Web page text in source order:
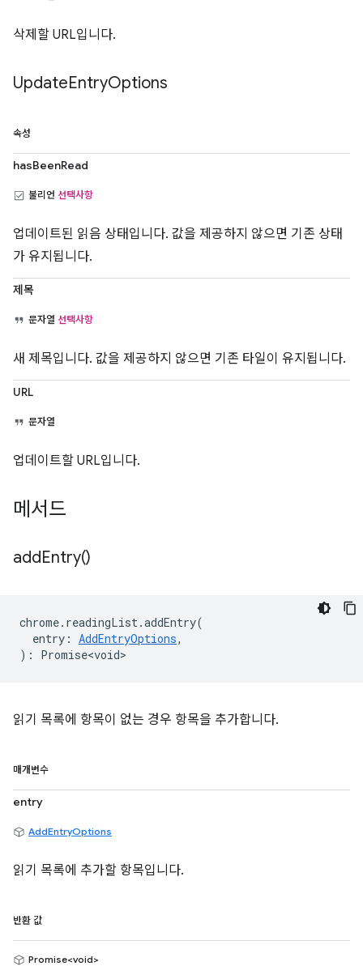
삭제할 URL입니다.
UpdateEntryOptions
속성
hasBeenRead
불리언 선택사항
업데이트된 읽음 상태입니다. 값을 제공하지 않으면 기존 상태
가 유지됩니다.
제목
문자열 선택사항
새 제목입니다. 값을 제공하지 않으면 기존 타일이 유지됩니다.
URL
문자열
업데이트할 URL입니다.
메서드
addEntry()
chrome. readingList .addEntry(
entry : AddEntryOptions,
) : Promise<void>
읽기 목록에 항목이 없는 경우 항목을 추가합니다.
매개변수
entry
AddEntryOptions
읽기 목록에 추가할 항목입니다.
반환 값
Promise<void>